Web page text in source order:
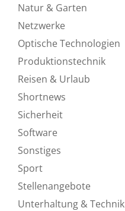
Natur & Garten
Netzwerke
Optische Technologien
Produktionstechnik
Reisen & Urlaub
Shortnews
Sicherheit
Software
Sonstiges
Sport
Stellenangebote
Unterhaltung & Technik